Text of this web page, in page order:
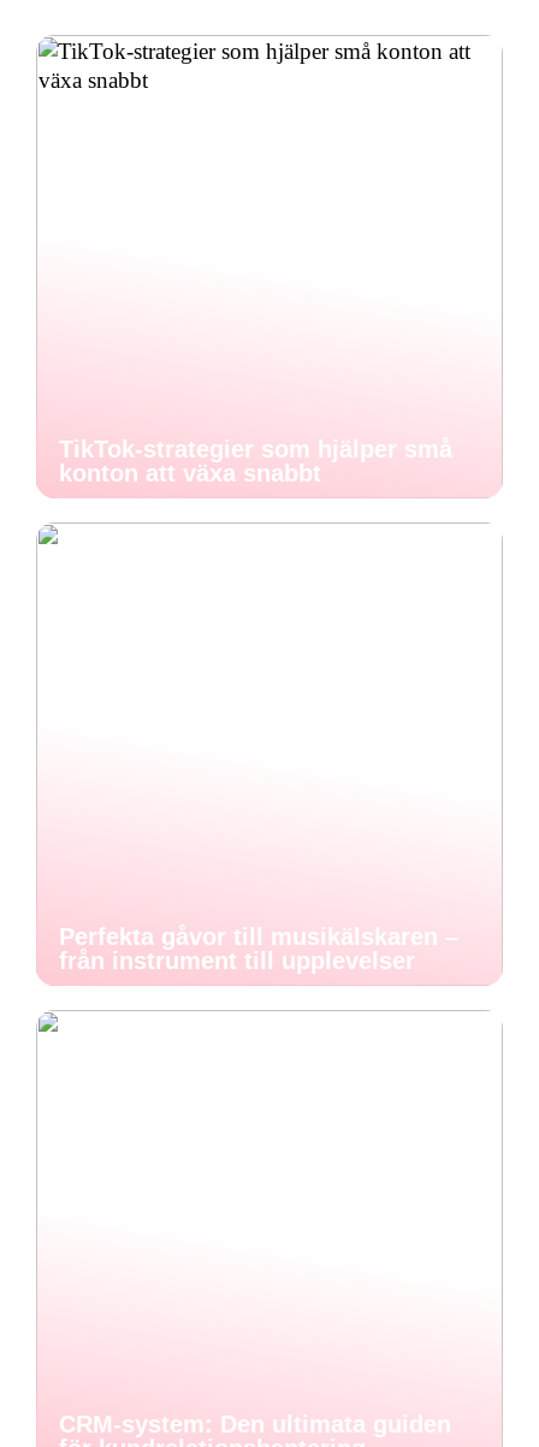
TikTok-strategier som hjälper små
konton att växa snabbt
Perfekta gåvor till musikälskaren –
från instrument till upplevelser
CRM-system: Den ultimata guiden